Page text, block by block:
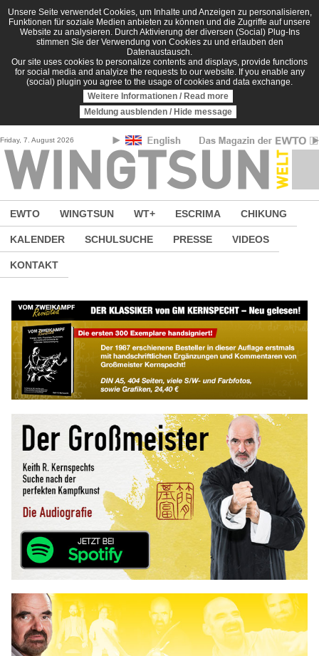
Direkt zum Inhalt
Unsere Seite verwendet Cookies, um Inhalte und Anzeigen zu personalisieren,
Funktionen für soziale Medien anbieten zu können und die Zugriffe auf unsere
Website zu analysieren. Durch Aktivierung der diversen (Social) Plug-Ins
stimmen Sie der Verwendung von Cookies zu und erlauben den
Datenaustausch.
Our site uses cookies to personalize contents and displays, provide functions
for social media and analyize the requests to our website. If you enable any
(social) plugin you agree to the usage of cookies and data exchange.
Weitere Informationen / Read more
Meldung ausblenden / Hide message
Friday, 7. August 2026
EWTO WINGTSUN WT+ ESCRIMA CHIKUNG
KALENDER SCHULSUCHE PRESSE VIDEOS
KONTAKT